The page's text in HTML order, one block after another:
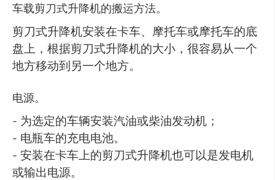
车载剪刀式升降机的搬运方法。
剪刀式升降机安装在卡车、摩托车或摩托车的底
盘上，根据剪刀式升降机的大小，很容易从一个
地方移动到另一个地方。
电源。
- 为选定的车辆安装汽油或柴油发动机；
- 电瓶车的充电电池。
- 安装在卡车上的剪刀式升降机也可以是发电机
或输出电源。